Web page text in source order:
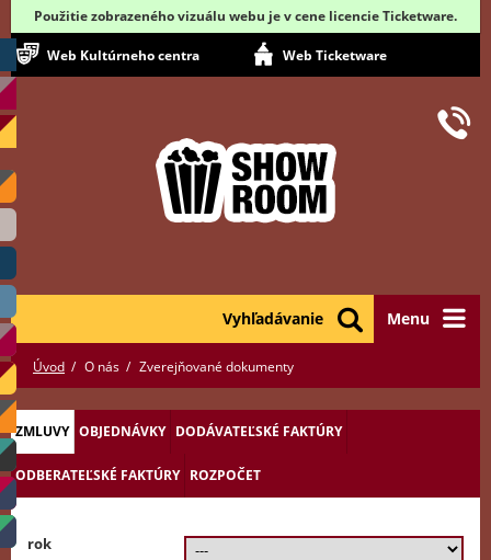
Použitie zobrazeného vizuálu webu je v cene licencie Ticketware.
Web Kultúrneho centra Web Ticketware
Menu
Vyhľadávanie
Úvod O nás Zverejňované dokumenty
ZMLUVY OBJEDNÁVKY DODÁVATEĽSKÉ FAKTÚRY
ODBERATEĽSKÉ FAKTÚRY ROZPOČET
rok